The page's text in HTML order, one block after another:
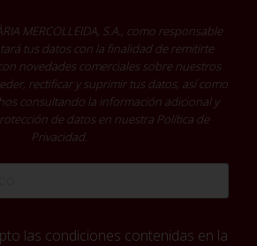
MERCOLLEIDA, S.A., como responsable
tus datos con la finalidad de remitirte
novedades comerciales sobre nuestros
rectificar y suprimir tus datos, así como
consultando la información adicional y
de datos en nuestra Política de
Privacidad.
las condiciones contenidas en la